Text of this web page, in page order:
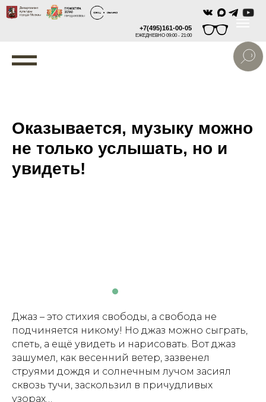
+7(495)161-00-05
ЕЖЕДНЕВНО 09:00 - 21:00
Оказывается, музыку можно
не только услышать, но и
увидеть!
Джаз – это стихия свободы, а свобода не
подчиняется никому! Но джаз можно сыграть,
спеть, а ещё увидеть и нарисовать. Вот джаз
зашумел, как весенний ветер, зазвенел
струями дождя и солнечным лучом засиял
сквозь тучи, заскользил в причудливых
узорах…